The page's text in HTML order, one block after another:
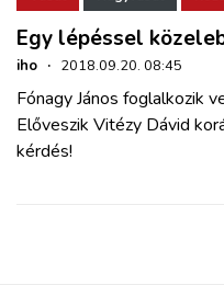
HAJÓZÁS
BLOG
Egy lépéssel
iho · 2018.09.20. 08:45
Fónagy János foglalkozik
Előveszik Vitézy Dávid
kérdés!